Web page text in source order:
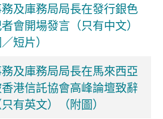
及庫務局局長在發行銀色
會開場發言（只有中文）
短片）
及庫務局局長在馬來西亞
港信託協會高峰論壇致辭
有英文）（附圖）